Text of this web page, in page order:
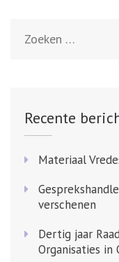
Recente
Materiaal
verschenen
Dertig jaar
Organisaties in